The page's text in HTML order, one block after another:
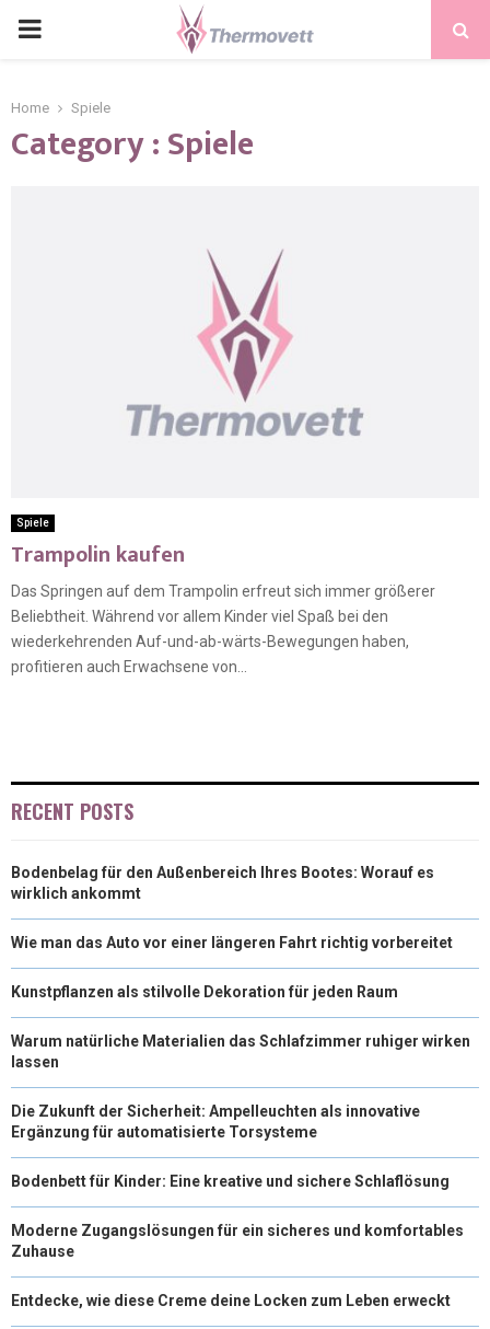
PRIMARY
Home Spiele
Category : Spiele
Spiele
Trampolin kaufen
Das Springen auf dem Trampolin erfreut sich immer größerer
Beliebtheit. Während vor allem Kinder viel Spaß bei den
wiederkehrenden Auf-und-ab-wärts-Bewegungen haben,
profitieren auch Erwachsene von...
RECENT POSTS
Bodenbelag für den Außenbereich Ihres Bootes: Worauf es
wirklich ankommt
Wie man das Auto vor einer längeren Fahrt richtig vorbereitet
Kunstpflanzen als stilvolle Dekoration für jeden Raum
Warum natürliche Materialien das Schlafzimmer ruhiger wirken
lassen
Die Zukunft der Sicherheit: Ampelleuchten als innovative
Ergänzung für automatisierte Torsysteme
Bodenbett für Kinder: Eine kreative und sichere Schlaflösung
Moderne Zugangslösungen für ein sicheres und komfortables
Zuhause
Entdecke, wie diese Creme deine Locken zum Leben erweckt